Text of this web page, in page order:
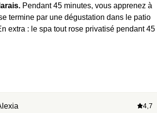
Pendant 45 minutes, vous apprenez à
termine par une dégustation dans le patio
extra : le spa tout rose privatisé pendant 45
4,7